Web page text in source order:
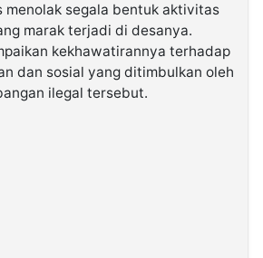
menolak segala bentuk aktivitas
marak terjadi di desanya.
kekhawatirannya terhadap
dan sosial yang ditimbulkan oleh
ilegal tersebut.